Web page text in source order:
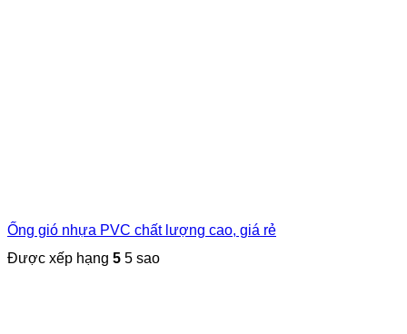
Ống gió nhựa PVC chất lượng cao, giá rẻ
Được xếp hạng 5 5 sao